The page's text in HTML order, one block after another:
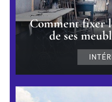
Comment fixer
de ses